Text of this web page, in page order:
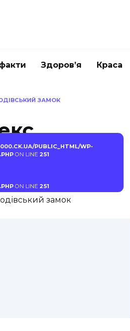
Здоров’я Краса
ЗАМОК
PUBLIC_HTML/WP-
ON LINE 251
ON LINE 251